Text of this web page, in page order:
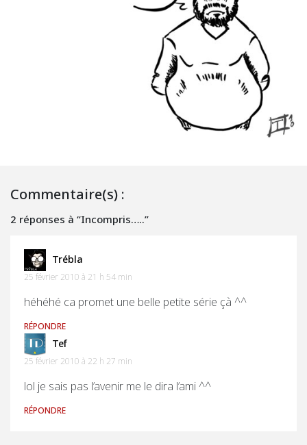
Commentaire(s) :
2 réponses à “Incompris…..”
Trébla
25 février 2010 à 21 h 54 min
héhéhé ca promet une belle petite série çà ^^
RÉPONDRE
Tef
25 février 2010 à 22 h 27 min
lol je sais pas l’avenir me le dira l’ami ^^
RÉPONDRE